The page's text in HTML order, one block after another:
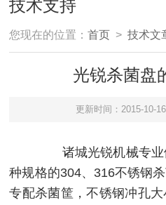
技术支持
您现在的位置：首页 >技术文
光锐杀菌盘
更新时间：2015-10-16
诸城光锐机械专业
种规格的304、316不锈钢
专配杀菌筐，不锈钢冲孔